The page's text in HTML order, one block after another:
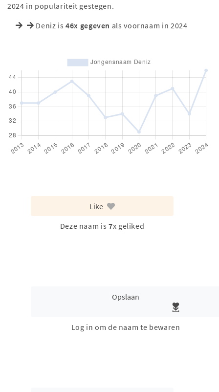
2024 in populariteit gestegen.
Deniz is46x gegeven als voornaam in 2024
Like
Deze naam is 7x geliked
Opslaan
Log in om de naam te bewaren